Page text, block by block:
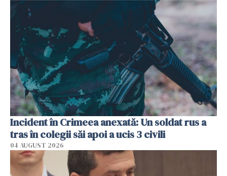
Incident în Crimeea anexată: Un soldat rus a
tras în colegii săi apoi a ucis 3 civili
04 AUGUST 2026